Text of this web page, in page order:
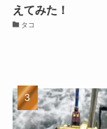
えてみた！
タコ